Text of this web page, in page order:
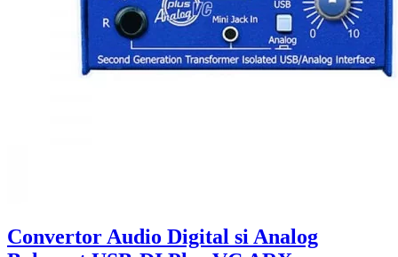
Convertor Audio Digital si Analog